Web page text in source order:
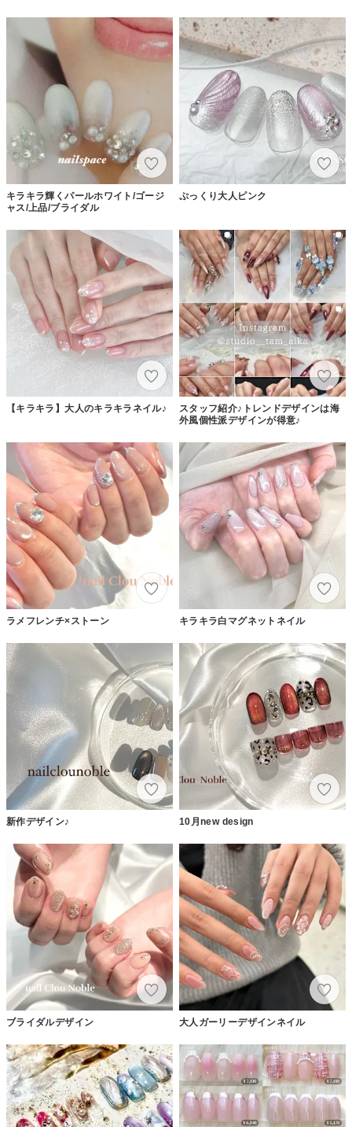
キラキラ輝くパールホワイト/ゴージ
ャス/上品/ブライダル
ぷっくり大人ピンク
【キラキラ】大人のキラキラネイル♪
スタッフ紹介♪トレンドデザインは海
外風個性派デザインが得意♪
ラメフレンチ×ストーン キラキラ白マグネットネイル
新作デザイン♪ 10月new design
ブライダルデザイン 大人ガーリーデザインネイル